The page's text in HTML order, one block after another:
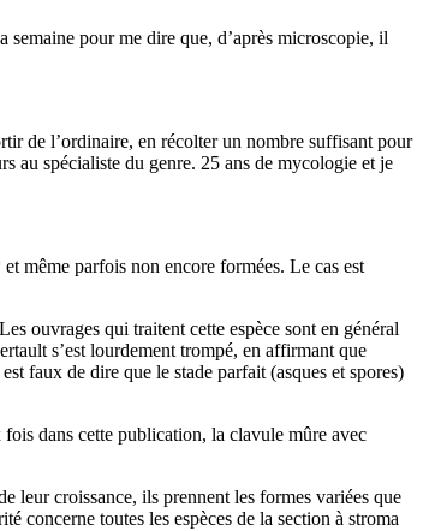
pour me dire que, d’après microscopie, il
de l’ordinaire, en récolter un nombre suffisant pour
au spécialiste du genre. 25 ans de mycologie et je
même parfois non encore formées. Le cas est
ouvrages qui traitent cette espèce sont en général
s’est lourdement trompé, en affirmant que
faux de dire que le stade parfait (asques et spores)
dans cette publication, la clavule mûre avec
leur croissance, ils prennent les formes variées que
concerne toutes les espèces de la section à stroma